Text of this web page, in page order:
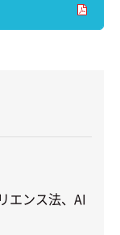
エンス法、AI